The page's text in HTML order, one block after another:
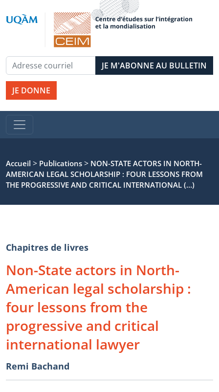
JE DONNE
Accueil > Publications > NON-STATE ACTORS IN NORTH-
AMERICAN LEGAL SCHOLARSHIP : FOUR LESSONS FROM
THE PROGRESSIVE AND CRITICAL INTERNATIONAL (…)
Chapitres de livres
Non-State actors in North-
American legal scholarship :
four lessons from the
progressive and critical
international lawyer
Remi Bachand